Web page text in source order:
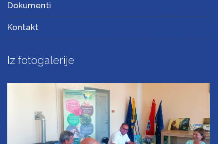
Dokumenti
Kontakt
Iz fotogalerije